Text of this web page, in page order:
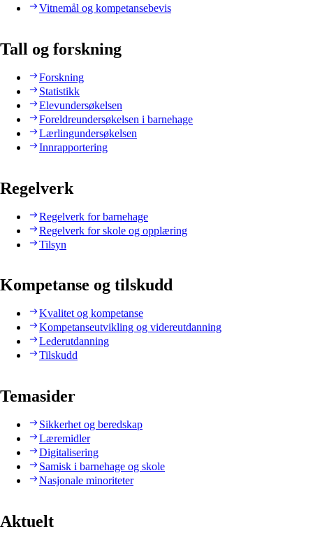
Vitnemål og kompetansebevis
Tall og forskning
Forskning
Statistikk
Elevundersøkelsen
Foreldreundersøkelsen i barnehage
Lærlingundersøkelsen
Innrapportering
Regelverk
Regelverk for barnehage
Regelverk for skole og opplæring
Tilsyn
Kompetanse og tilskudd
Kvalitet og kompetanse
Kompetanseutvikling og videreutdanning
Lederutdanning
Tilskudd
Temasider
Sikkerhet og beredskap
Læremidler
Digitalisering
Samisk i barnehage og skole
Nasjonale minoriteter
Aktuelt